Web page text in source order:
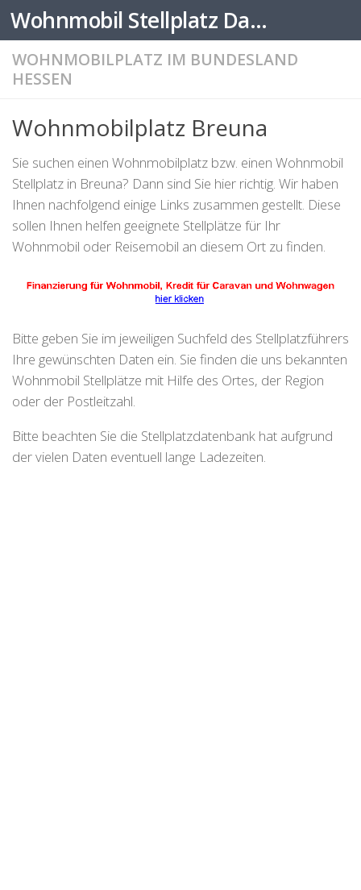
Zum Inhalt springen Wohnmobil Stellplatz Datenbank
WOHNMOBILPLATZ IM BUNDESLAND
HESSEN
Wohnmobilplatz Breuna
Sie suchen einen Wohnmobilplatz bzw. einen Wohnmobil
Stellplatz in Breuna? Dann sind Sie hier richtig. Wir haben
Ihnen nachfolgend einige Links zusammen gestellt. Diese
sollen Ihnen helfen geeignete Stellplätze für Ihr
Wohnmobil oder Reisemobil an diesem Ort zu finden.
Bitte geben Sie im jeweiligen Suchfeld des Stellplatzführers
Ihre gewünschten Daten ein. Sie finden die uns bekannten
Wohnmobil Stellplätze mit Hilfe des Ortes, der Region
oder der Postleitzahl.
Bitte beachten Sie die Stellplatzdatenbank hat aufgrund
der vielen Daten eventuell lange Ladezeiten.